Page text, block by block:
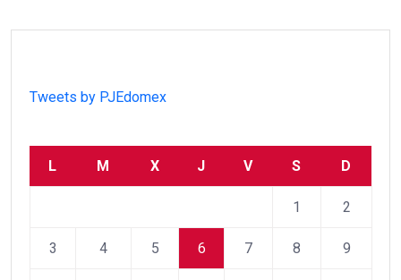
Tweets by PJEdomex
L M X J V S D
1 2
3 4 5 6 7 8 9